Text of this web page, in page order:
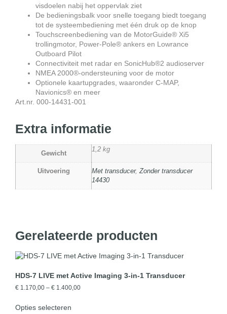
visdoelen nabij het oppervlak ziet
De bedieningsbalk voor snelle toegang biedt toegang
tot de systeembediening met één druk op de knop
Touchscreenbediening van de MotorGuide® Xi5
trollingmotor, Power-Pole® ankers en Lowrance
Outboard Pilot
Connectiviteit met radar en SonicHub®2 audioserver
NMEA 2000®-ondersteuning voor de motor
Optionele kaartupgrades, waaronder C-MAP,
Navionics® en meer
Art.nr. 000-14431-001
Extra informatie
Gewicht
1,2 kg
Uitvoering Met transducer,Zonder transducer
14430
Gerelateerde producten
HDS-7 LIVE met Active Imaging 3-in-1 Transducer
€ 1.170,00 – € 1.400,00
Opties selecteren